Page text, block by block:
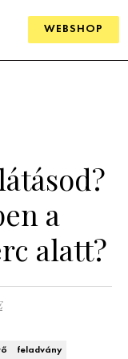
WEBSHOP
a
alatt?
feladvány